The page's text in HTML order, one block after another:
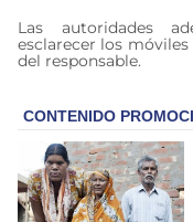
Las autoridades
esclarecer los
del responsable.